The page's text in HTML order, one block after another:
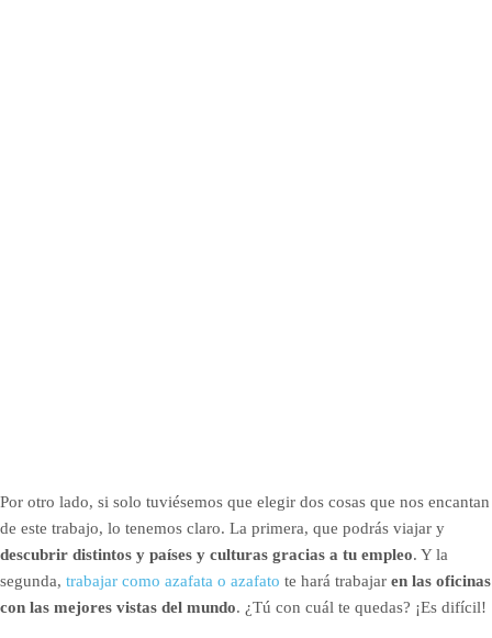
Por otro lado, si solo tuviésemos que elegir dos cosas que nos encantan
de este trabajo, lo tenemos claro. La primera, que podrás viajar y
descubrir distintos y países y culturas gracias a tu empleo. Y la
segunda, trabajar como azafata o azafato te hará trabajar en las oficinas
con las mejores vistas del mundo. ¿Tú con cuál te quedas? ¡Es difícil!